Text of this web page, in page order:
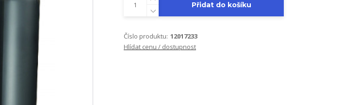
Přidat do košíku
Číslo produktu: 12017233
Hlídat cenu / dostupnost